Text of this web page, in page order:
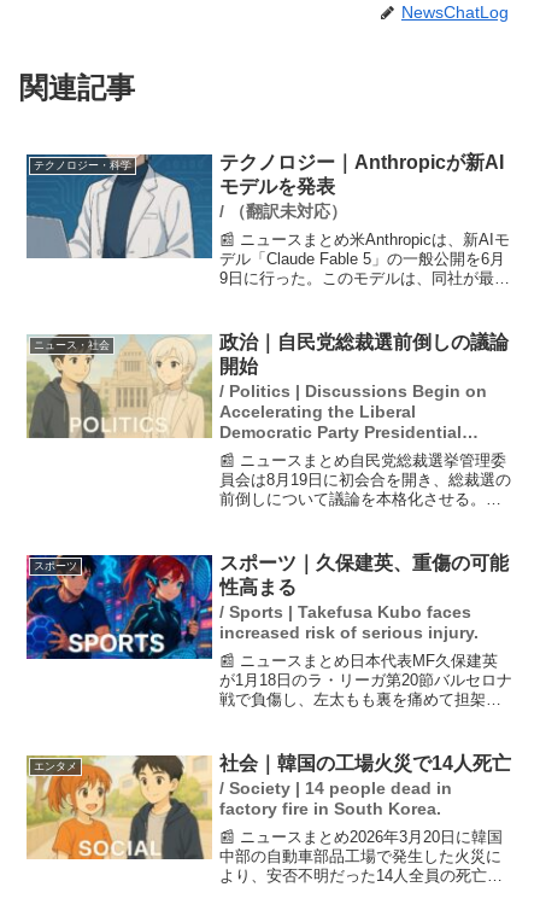
NewsChatLog
関連記事
テクノロジー・科学
テクノロジー｜Anthropicが新AI
モデルを発表
/ （翻訳未対応）
📰 ニュースまとめ米Anthropicは、新AIモ
デル「Claude Fable 5」の一般公開を6月
9日に行った。このモデルは、同社が最上
ら公開が見送られていた水準の...
ニュース・社会
政治｜自民党総裁選前倒しの議論
開始
/ Politics | Discussions Begin on
Accelerating the Liberal
Democratic Party Presidential
Election
📰 ニュースまとめ自民党総裁選挙管理委
員会は8月19日に初会合を開き、総裁選の
前倒しについて議論を本格化させる。こ
高まっているためだ。国会議員と都道府
県連代表者の過半数...
スポーツ
スポーツ｜久保建英、重傷の可能
性高まる
/ Sports | Takefusa Kubo faces
increased risk of serious injury.
📰 ニュースまとめ日本代表MF久保建英
が1月18日のラ・リーガ第20節バルセロナ
戦で負傷し、左太もも裏を痛めて担架で
「非常に重く深刻な筋肉の損傷」を負っ
ており、長期離脱...
エンタメ 社会｜韓国の工場火災で14人死亡
/ Society | 14 people dead in
factory fire in South Korea.
📰 ニュースまとめ2026年3月20日に韓国
中部の自動車部品工場で発生した火災に
より、安否不明だった14人全員の死亡が